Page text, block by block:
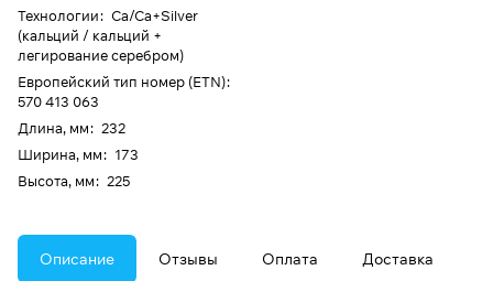
Технологии: Ca/Ca+Silver
(кальций / кальций +
легирование серебром)
Европейский тип номер (ETN):
570 413 063
Длина, мм: 232
Ширина, мм: 173
Высота, мм: 225
Описание Отзывы Оплата Доставка